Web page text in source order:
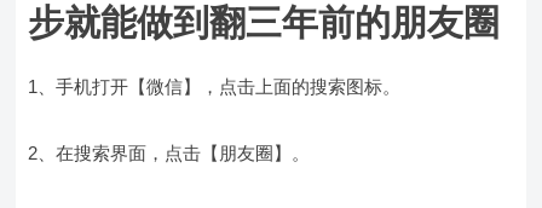
步就能做到翻三年前的朋友圈
1、手机打开【微信】，点击上面的搜索图标。
2、在搜索界面，点击【朋友圈】。